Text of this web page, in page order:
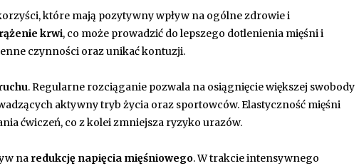
które mają pozytywny wpływ na ogólne zdrowie i
krwi, co może prowadzić do lepszego dotlenienia mięśni i
czynności oraz unikać kontuzji.
. Regularne rozciąganie pozwala na osiągnięcie większej swobody
aktywny tryb życia oraz sportowców. Elastyczność mięśni
ćwiczeń, co z kolei zmniejsza ryzyko urazów.
na redukcję napięcia mięśniowego. W trakcie intensywnego